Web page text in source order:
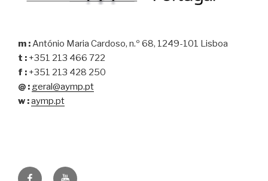
m :António Maria Cardoso, n.º 68, 1249-101 Lisboa
t : +351 213 466 722
f : +351 213 428 250
@ : geral@aymp.pt
w :aymp.pt
FacebookYoutube